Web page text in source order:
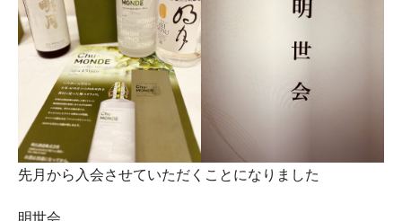
先月から入会させていただくことになりました
明世会